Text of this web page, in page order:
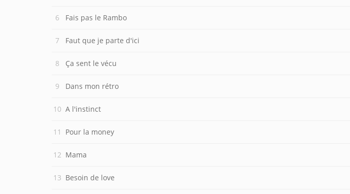
Fais pas le Rambo
Faut que je parte d'ici
Ça sent le vécu
Dans mon rétro
A l'instinct
Pour la money
Mama
Besoin de love